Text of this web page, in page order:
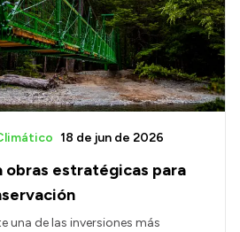
obras estratégicas para
18 de jun de 2026
una de las inversiones más